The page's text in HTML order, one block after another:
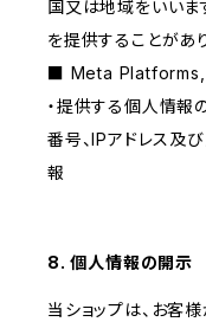
国又は地域をいいま
を提供することがあ
■ Meta Platforms,
・提供する個人情報
番号、IPアドレス及
報
8. 個人情報の開示
当ショップは、お客